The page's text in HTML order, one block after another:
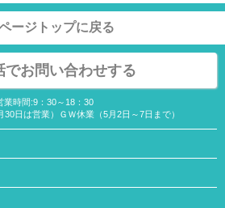
ージトップに戻る
でお問い合わせする
業時間:9：30～18：30
30日は営業）ＧＷ休業（5月2日～7日まで）